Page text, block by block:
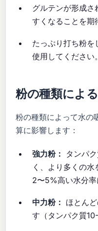
グルテンが形成さ
すくなることを期
たっぷり打ち粉を
使用してください。
粉の種類によ
粉の種類によって水の
算に影響します：
強力粉：
タンパ
く、より多くの
2〜5%高い水分率
中力粉： ほとん
す（タンパク質10-